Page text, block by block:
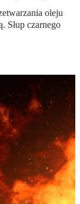
oleju
Słup czarnego